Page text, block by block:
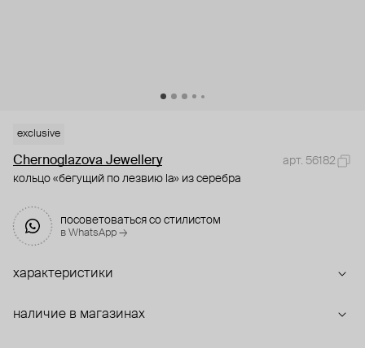
exclusive
Chernoglazova Jewellery
арт. 56182
кольцо «бегущий по лезвию la» из серебра
посоветоваться со стилистом
в WhatsApp →
характеристики
наличие в магазинах